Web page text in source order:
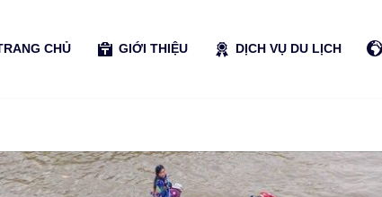
CHỦ GIỚI THIỆU DỊCH VỤ DU LỊCH